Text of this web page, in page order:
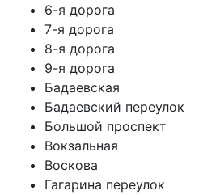
6-я дорога
7-я дорога
8-я дорога
9-я дорога
Бадаевская
Бадаевский переулок
Большой проспект
Вокзальная
Воскова
Гагарина переулок